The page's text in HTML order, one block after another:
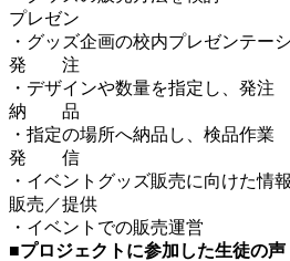
プレゼン
・グッズ企画の校内プレゼンテー
発 注
・デザインや数量を指定し、発注
納 品
・指定の場所へ納品し、検品作業
発 信
・イベントグッズ販売に向けた情
販売／提供
・イベントでの販売運営
■プロジェクトに参加した生徒の声